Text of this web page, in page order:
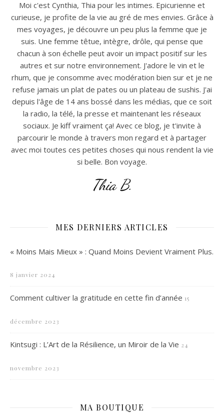
Moi c'est Cynthia, Thia pour les intimes. Epicurienne et
curieuse, je profite de la vie au gré de mes envies. Grâce à
mes voyages, je découvre un peu plus la femme que je
suis. Une femme têtue, intègre, drôle, qui pense que
chacun à son échelle peut avoir un impact positif sur les
autres et sur notre environnement. J'adore le vin et le
rhum, que je consomme avec modération bien sur et je ne
refuse jamais un plat de pates ou un plateau de sushis. J'ai
depuis l'âge de 14 ans bossé dans les médias, que ce soit
la radio, la télé, la presse et maintenant les réseaux
sociaux. Je kiff vraiment ça! Avec ce blog, je t'invite à
parcourir le monde à travers mon regard et à partager
avec moi toutes ces petites choses qui nous rendent la vie
si belle. Bon voyage.
Thia B.
MES DERNIERS ARTICLES
« Moins Mais Mieux » : Quand Moins Devient Vraiment Plus.
8 janvier 2024
Comment cultiver la gratitude en cette fin d’année 15
décembre 2023
Kintsugi : L’Art de la Résilience, un Miroir de la Vie 24
novembre 2023
MA BOUTIQUE